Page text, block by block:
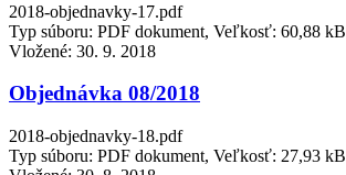
2018-objednavky-17.pdf
Typ súboru: PDF dokument, Veľkosť: 60,88 kB
Vložené: 30. 9. 2018
Objednávka 08/2018
2018-objednavky-18.pdf
Typ súboru: PDF dokument, Veľkosť: 27,93 kB